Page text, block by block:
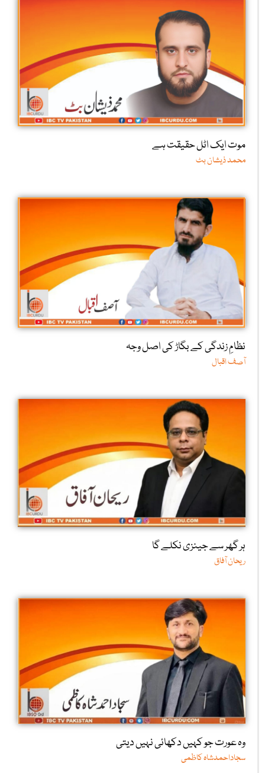
موت ایک اٹل حقیقت ہے
محمد ذیشان بٹ
نظامِ زندگی کے بگاڑ کی اصل وجہ
آصف اقبال
ہر گھر سے جینزی نکلے گا
ریحان آفاق
وہ عورت جو کہیں دکھائی نہیں دیتی
سجاداحمدشاہ کاظمی